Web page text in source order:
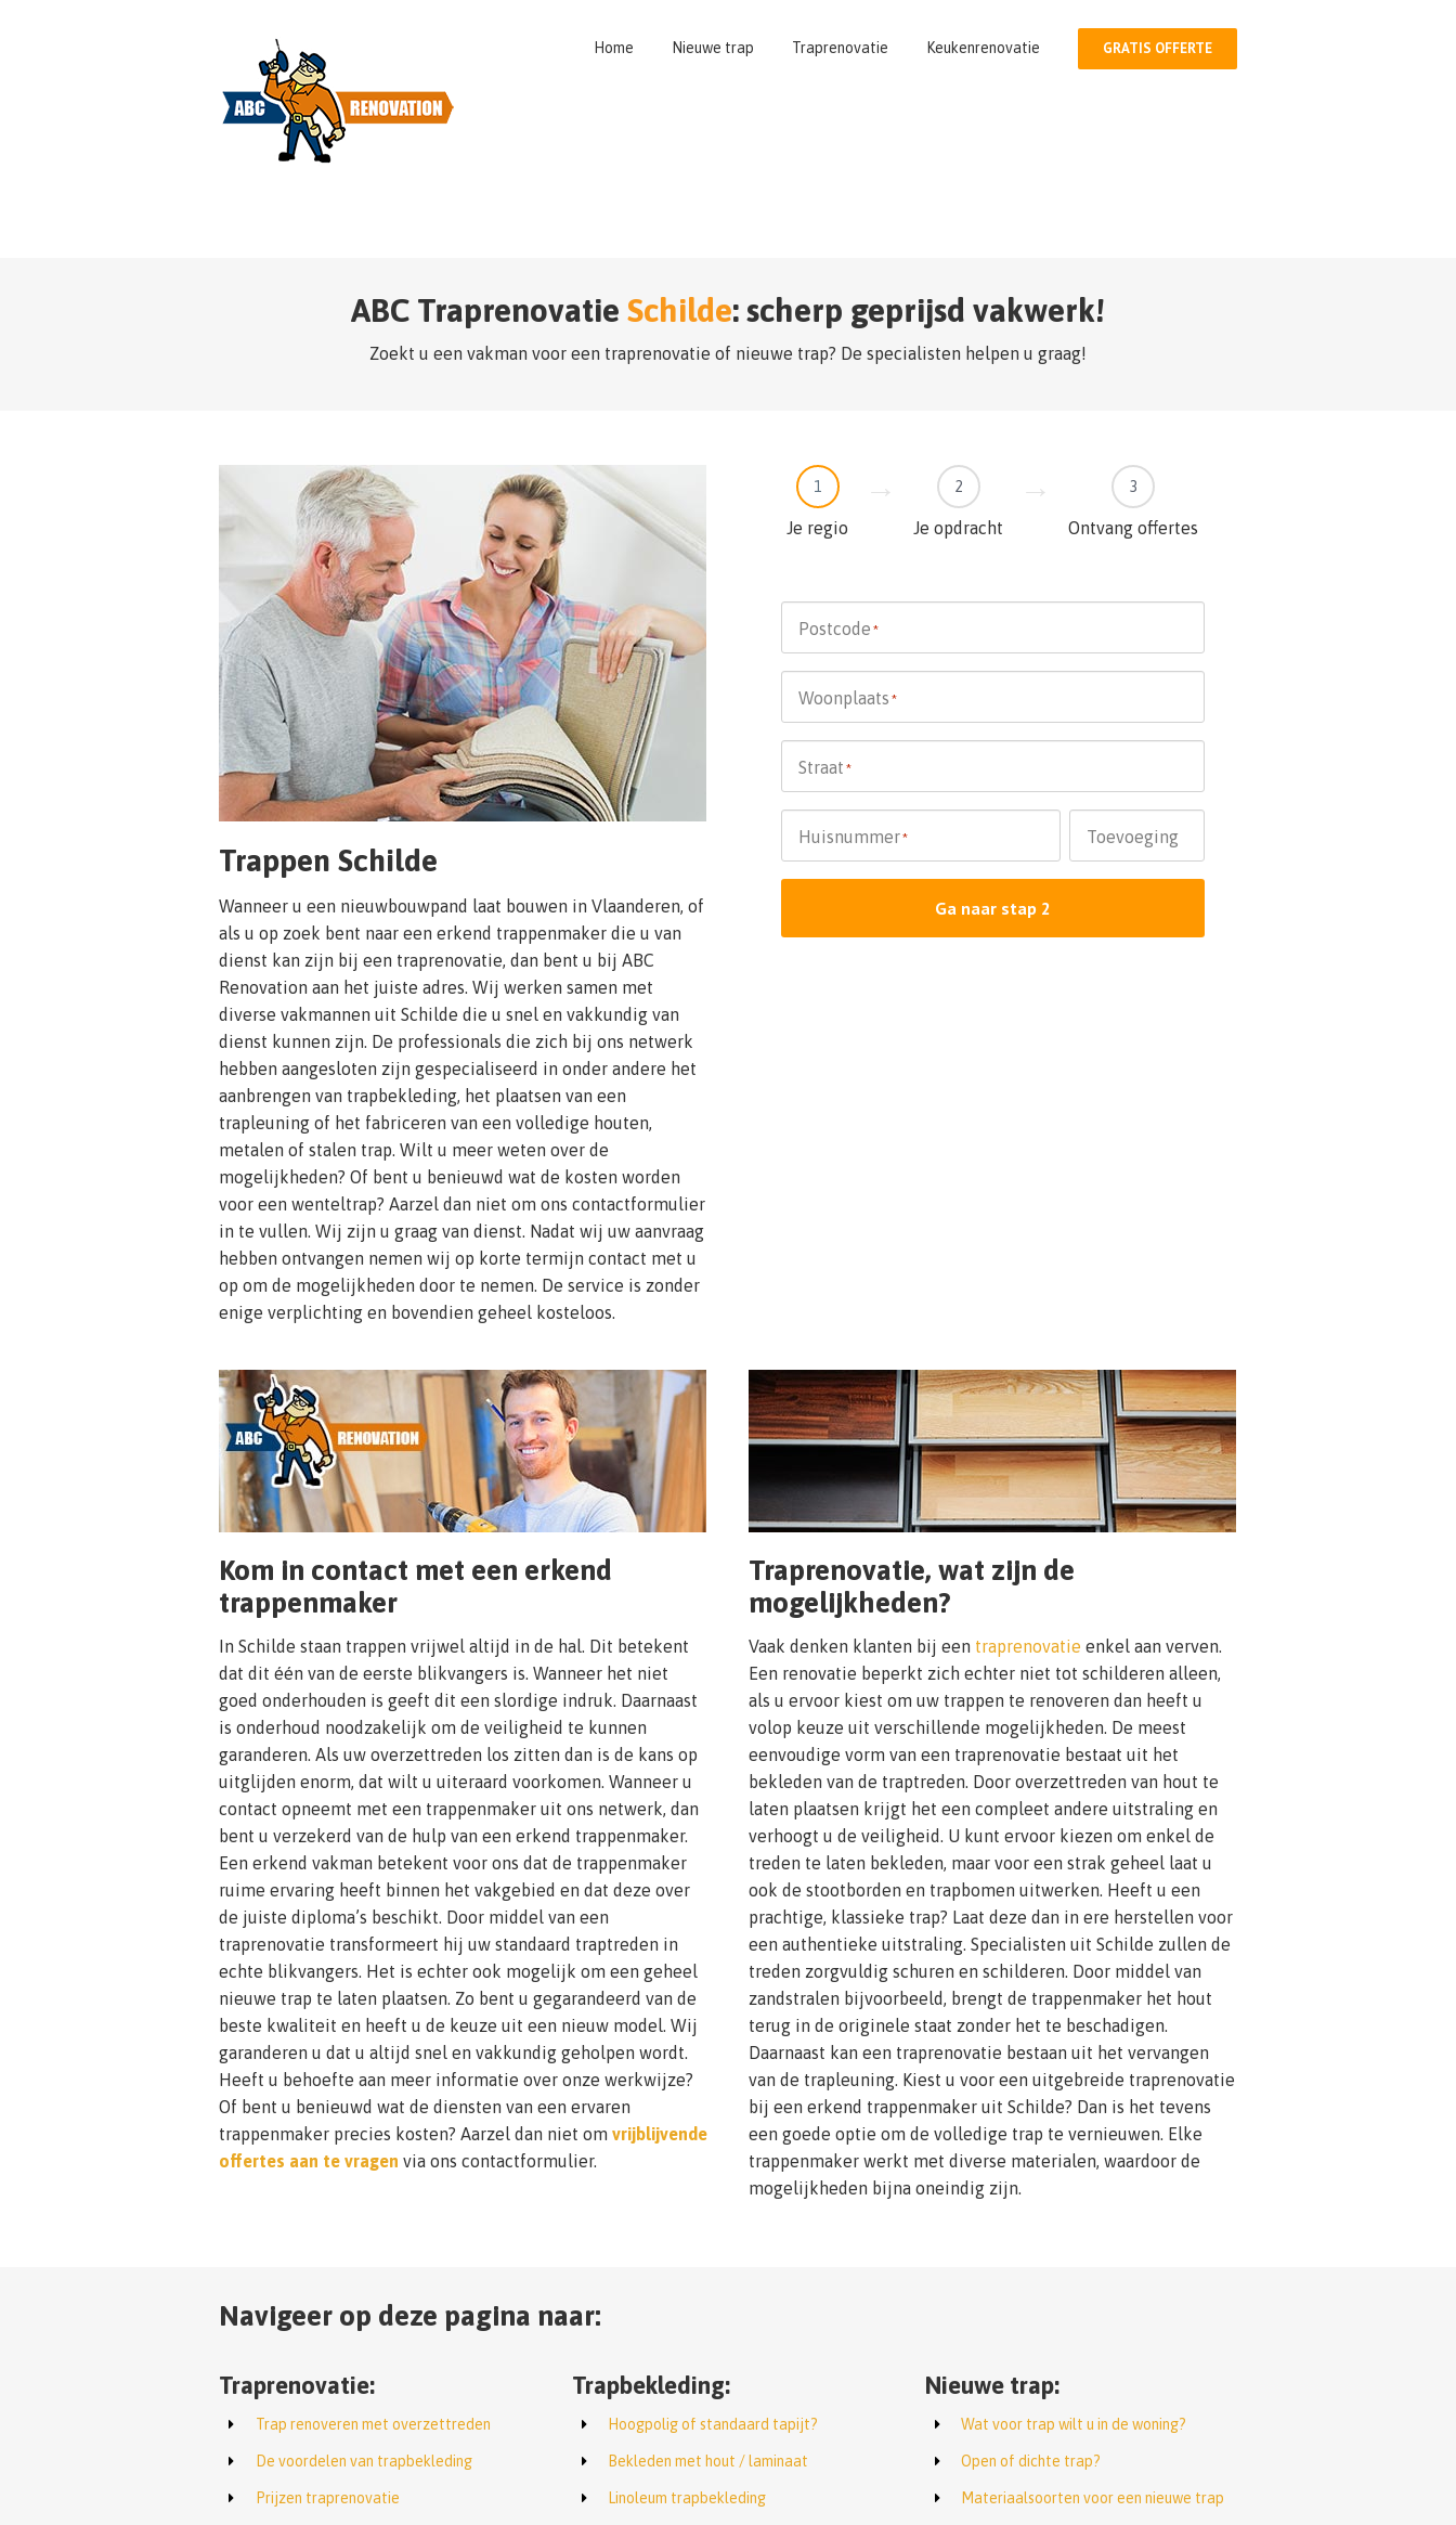
Home Nieuwe trap Traprenovatie Keukenrenovatie GRATIS OFFERTE
ABC Traprenovatie Schilde: scherp geprijsd vakwerk!
Zoekt u een vakman voor een traprenovatie of nieuwe trap? De specialisten helpen u graag!
Trappen Schilde
Wanneer u een nieuwbouwpand laat bouwen in Vlaanderen, of
als u op zoek bent naar een erkend trappenmaker die u van
dienst kan zijn bij een traprenovatie, dan bent u bij ABC
Renovation aan het juiste adres. Wij werken samen met
diverse vakmannen uit Schilde die u snel en vakkundig van
dienst kunnen zijn. De professionals die zich bij ons netwerk
hebben aangesloten zijn gespecialiseerd in onder andere het
aanbrengen van trapbekleding, het plaatsen van een
trapleuning of het fabriceren van een volledige houten,
metalen of stalen trap. Wilt u meer weten over de
mogelijkheden? Of bent u benieuwd wat de kosten worden
voor een wenteltrap? Aarzel dan niet om ons contactformulier
in te vullen. Wij zijn u graag van dienst. Nadat wij uw aanvraag
hebben ontvangen nemen wij op korte termijn contact met u
op om de mogelijkheden door te nemen. De service is zonder
enige verplichting en bovendien geheel kosteloos.
1
Je regio
2
Je opdracht
3
Ontvang offertes
Postcode *
Woonplaats *
Straat *
Huisnummer* Toevoeging
Ga naar stap 2
Kom in contact met een erkend
trappenmaker
In Schilde staan trappen vrijwel altijd in de hal. Dit betekent
dat dit één van de eerste blikvangers is. Wanneer het niet
goed onderhouden is geeft dit een slordige indruk. Daarnaast
is onderhoud noodzakelijk om de veiligheid te kunnen
garanderen. Als uw overzettreden los zitten dan is de kans op
uitglijden enorm, dat wilt u uiteraard voorkomen. Wanneer u
contact opneemt met een trappenmaker uit ons netwerk, dan
bent u verzekerd van de hulp van een erkend trappenmaker.
Een erkend vakman betekent voor ons dat de trappenmaker
ruime ervaring heeft binnen het vakgebied en dat deze over
de juiste diploma’s beschikt. Door middel van een
traprenovatie transformeert hij uw standaard traptreden in
echte blikvangers. Het is echter ook mogelijk om een geheel
nieuwe trap te laten plaatsen. Zo bent u gegarandeerd van de
beste kwaliteit en heeft u de keuze uit een nieuw model. Wij
garanderen u dat u altijd snel en vakkundig geholpen wordt.
Heeft u behoefte aan meer informatie over onze werkwijze?
Of bent u benieuwd wat de diensten van een ervaren
trappenmaker precies kosten? Aarzel dan niet om vrijblijvende
offertes aan te vragen via ons contactformulier.
Traprenovatie, wat zijn de
mogelijkheden?
Vaak denken klanten bij een traprenovatie enkel aan verven.
Een renovatie beperkt zich echter niet tot schilderen alleen,
als u ervoor kiest om uw trappen te renoveren dan heeft u
volop keuze uit verschillende mogelijkheden. De meest
eenvoudige vorm van een traprenovatie bestaat uit het
bekleden van de traptreden. Door overzettreden van hout te
laten plaatsen krijgt het een compleet andere uitstraling en
verhoogt u de veiligheid. U kunt ervoor kiezen om enkel de
treden te laten bekleden, maar voor een strak geheel laat u
ook de stootborden en trapbomen uitwerken. Heeft u een
prachtige, klassieke trap? Laat deze dan in ere herstellen voor
een authentieke uitstraling. Specialisten uit Schilde zullen de
treden zorgvuldig schuren en schilderen. Door middel van
zandstralen bijvoorbeeld, brengt de trappenmaker het hout
terug in de originele staat zonder het te beschadigen.
Daarnaast kan een traprenovatie bestaan uit het vervangen
van de trapleuning. Kiest u voor een uitgebreide traprenovatie
bij een erkend trappenmaker uit Schilde? Dan is het tevens
een goede optie om de volledige trap te vernieuwen. Elke
trappenmaker werkt met diverse materialen, waardoor de
mogelijkheden bijna oneindig zijn.
Navigeer op deze pagina naar:
Traprenovatie:
Trap renoveren met overzettreden
De voordelen van trapbekleding
Prijzen traprenovatie
Trapbekleding:
Hoogpolig of standaard tapijt?
Bekleden met hout / laminaat
Linoleum trapbekleding
Nieuwe trap:
Wat voor trap wilt u in de woning?
Open of dichte trap?
Materiaalsoorten voor een nieuwe trap